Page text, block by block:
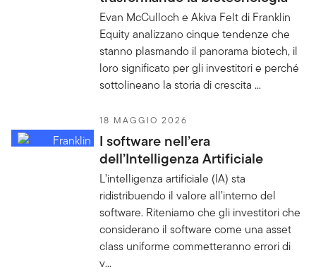
Evan McCulloch e Akiva Felt di Franklin
Equity analizzano cinque tendenze che
stanno plasmando il panorama biotech, il
loro significato per gli investitori e perché
sottolineano la storia di crescita ...
18 MAGGIO 2026
I software nell’era
dell’Intelligenza Artificiale
L’intelligenza artificiale (IA) sta
ridistribuendo il valore all’interno del
software. Riteniamo che gli investitori che
considerano il software come una asset
class uniforme commetteranno errori di
v...